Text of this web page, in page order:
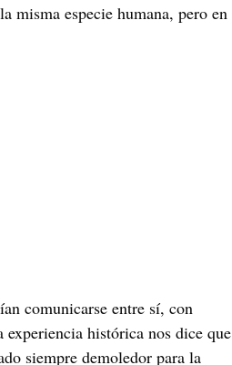
misma especie humana, pero en
comunicarse entre sí, con
experiencia histórica nos dice que
siempre demoledor para la